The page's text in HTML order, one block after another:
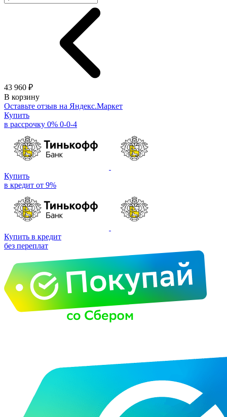
43 960 ₽
В корзину
Оставьте отзыв на Яндекс.Маркет
Купить
в рассрочку 0% 0-0-4
Купить
в кредит от 9%
Купить в кредит
без переплат